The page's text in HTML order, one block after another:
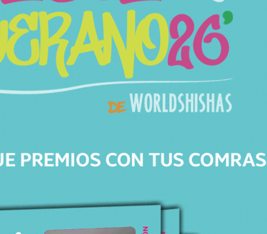
Características
SKU
Categorías Cachimbas
Amotion
Precio 79,95€